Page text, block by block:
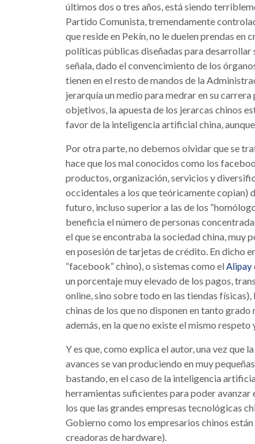
últimos dos o tres años, está siendo
Partido Comunista, tremendamente
que reside en Pekín, no le duelen prendas
políticas públicas diseñadas para
señala, dado el convencimiento de los
tienen en el resto de mandos de la
jerarquía un medio para medrar en su
objetivos, la apuesta de los jerarcas chinos
favor de la inteligencia artificial china,
Por otra parte, no debemos olvidar que se
hace que los mal conocidos como los
productos, organización, servicios y
occidentales a los que teóricamente copian)
futuro, incluso superior a las de los
beneficia el número de personas
el que se encontraba la sociedad china, muy
en posesión de tarjetas de crédito. En dicho
“facebook” chino), o sistemas como elAlipay
un porcentaje muy elevado de los pagos,
online, sino sobre todo en las tiendas
chinas de los que no disponen en tanto
además, en la que no existe el mismo
Y es que, como explica el autor, una vez que
avances se van produciendo en muy
bastando, en el caso de la inteligencia
herramientas suficientes para poder avanzar
los que las grandes empresas tecnológicas
Gobierno como los empresarios chinos
creadoras de hardware).